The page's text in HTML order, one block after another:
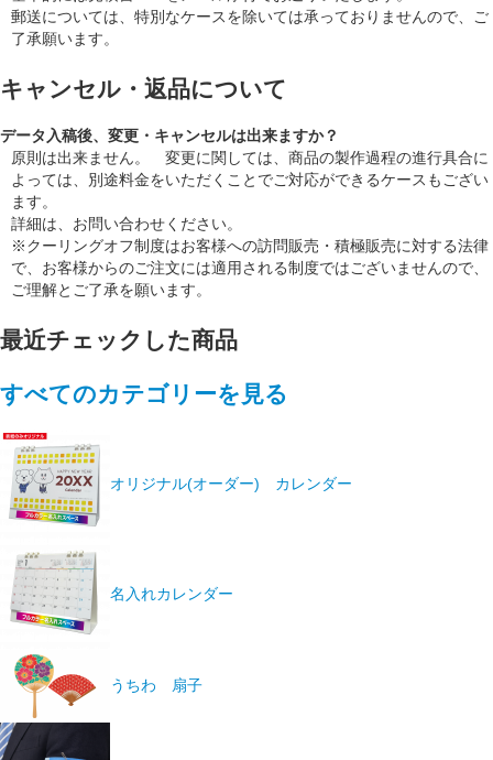
郵送については、特別なケースを除いては承っておりませんので、ご
了承願います。
キャンセル・返品について
データ入稿後、変更・キャンセルは出来ますか？
原則は出来ません。 変更に関しては、商品の製作過程の進行具合に
よっては、別途料金をいただくことでご対応ができるケースもござい
ます。
詳細は、お問い合わせください。
※クーリングオフ制度はお客様への訪問販売・積極販売に対する法律
で、お客様からのご注文には適用される制度ではございませんので、
ご理解とご了承を願います。
最近チェックした商品
すべてのカテゴリーを見る
オリジナル(オーダー) カレンダー
名入れカレンダー
うちわ 扇子